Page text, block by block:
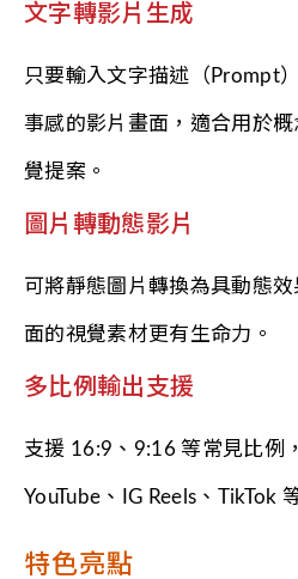
文字轉影片生成
只要輸入文字描述（Prompt
事感的影片畫面，適合用於
覺提案。
圖片轉動態影片
可將靜態圖片轉換為具動態
面的視覺素材更有生命力。
多比例輸出支援
支援 16:9、9:16 等常見比例
YouTube、IG Reels、TikTok
特色亮點